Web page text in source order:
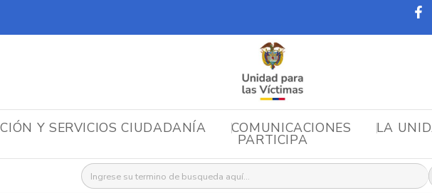
Y SERVICIOS CIUDADANÍA COMUNICACIONES LA
PARTICIPA
Buscar: